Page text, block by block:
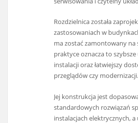
Rozdzielnica została
zastosowaniach w
ma zostać zamontowany na
praktyce oznacza to
instalacji oraz łatwiejszy
przeglądów czy modernizacji.
Jej konstrukcja jest
standardowych rozwiązań
instalacjach elektrycznych, a